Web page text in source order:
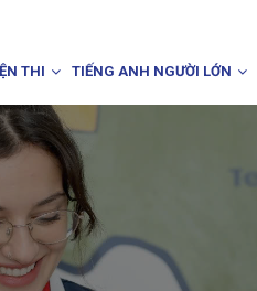
THI TIẾNG ANH NGƯỜI LỚN